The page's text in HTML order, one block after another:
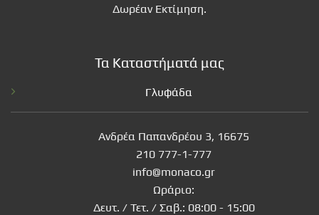
Δωρέαν Εκτίμηση.
Τα Καταστήματά μας
Γλυφάδα
Ανδρέα Παπανδρέου 3, 16675
210 777-1-777
info@monaco.gr
Ωράριο:
Δευτ. / Τετ. / Σαβ.: 08:00 - 15:00